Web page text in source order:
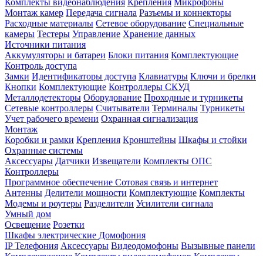
Комплекты видеонаблюдения Крепления Микрофоны
Монтаж камер Передача сигнала Разъемы и коннекторы
Расходные материалы Сетевое оборудование Специальные
камеры Тестеры Управление Хранение данных
Источники питания
Аккумуляторы и батареи Блоки питания Комплектующие
Контроль доступа
Замки Идентификаторы доступа Клавиатуры Ключи и брелки
Кнопки Комплектующие Контроллеры СКУД
Металлодетекторы Оборудование Проходные и турникеты
Сетевые контроллеры Считыватели Терминалы Турникеты
Учет рабочего времени Охранная сигнализация
Монтаж
Коробки и рамки Крепления Кронштейны Шкафы и стойки
Охранные системы
Аксессуары Датчики Извещатели Комплекты ОПС
Контроллеры
Программное обеспечение Сотовая связь и интернет
Антенны Делители мощности Комплектующие Комплекты
Модемы и роутеры Разделители Усилители сигнала
Умный дом
Освещение Розетки
Шкафы электрические Домофония
IP Телефония Аксессуары Видеодомофоны Вызывные панели